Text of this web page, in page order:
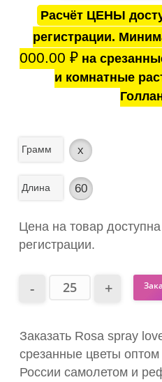
Расчёт ЦЕНЫ
регистрации.
000.00 ₽на
и комнатные
Грамм x
Длина 60
Цена на товар
регистрации.
Заказать Rosa spray
срезанные цветы оптом
России самолетом и